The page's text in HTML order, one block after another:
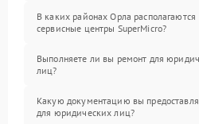
В каких районах Орла располагаются
сервисные центры SuperMicro?
Выполняете ли вы ремонт для
лиц?
Какую документацию вы
для юридических лиц?